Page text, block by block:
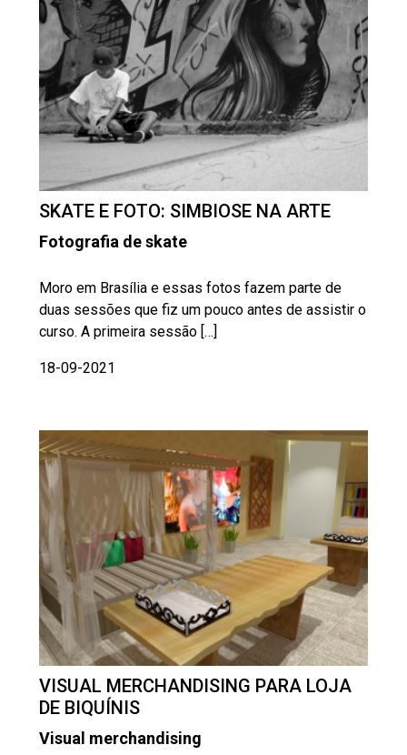
SKATE E FOTO: SIMBIOSE NA ARTE
Fotografia de skate
Moro em Brasília e essas fotos fazem parte de
duas sessões que fiz um pouco antes de assistir o
curso. A primeira sessão […]
18-09-2021
VISUAL MERCHANDISING PARA LOJA
DE BIQUÍNIS
Visual merchandising